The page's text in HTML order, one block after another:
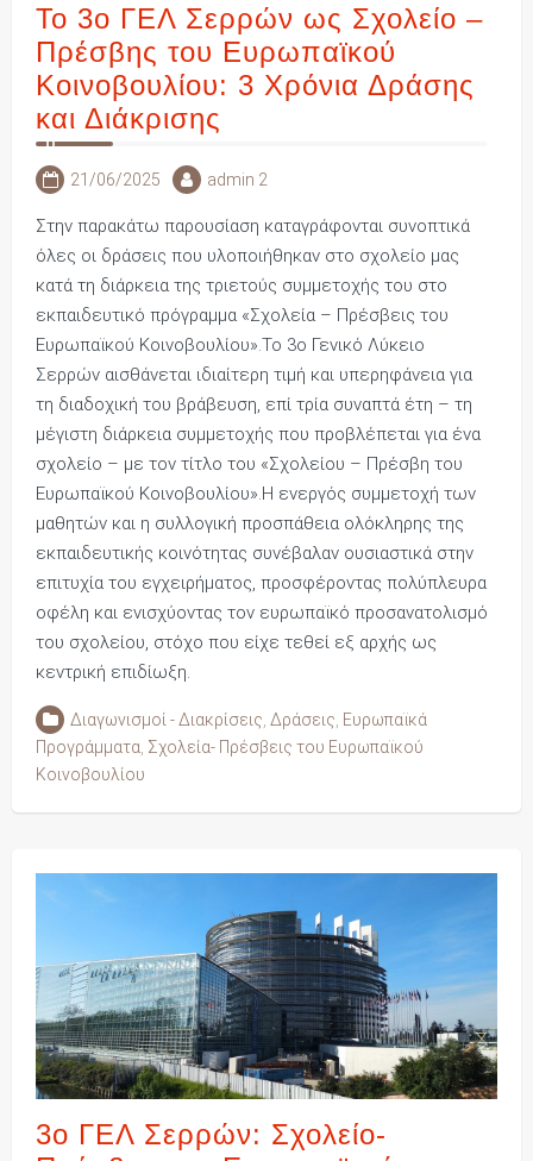
Το 3ο ΓΕΛ Σερρών ως Σχολείο –
Πρέσβης του Ευρωπαϊκού
Κοινοβουλίου: 3 Χρόνια Δράσης
και Διάκρισης
21/06/2025 admin 2
Στην παρακάτω παρουσίαση καταγράφονται συνοπτικά
όλες οι δράσεις που υλοποιήθηκαν στο σχολείο μας
κατά τη διάρκεια της τριετούς συμμετοχής του στο
εκπαιδευτικό πρόγραμμα «Σχολεία – Πρέσβεις του
Ευρωπαϊκού Κοινοβουλίου».Το 3ο Γενικό Λύκειο
Σερρών αισθάνεται ιδιαίτερη τιμή και υπερηφάνεια για
τη διαδοχική του βράβευση, επί τρία συναπτά έτη – τη
μέγιστη διάρκεια συμμετοχής που προβλέπεται για ένα
σχολείο – με τον τίτλο του «Σχολείου – Πρέσβη του
Ευρωπαϊκού Κοινοβουλίου».Η ενεργός συμμετοχή των
μαθητών και η συλλογική προσπάθεια ολόκληρης της
εκπαιδευτικής κοινότητας συνέβαλαν ουσιαστικά στην
επιτυχία του εγχειρήματος, προσφέροντας πολύπλευρα
οφέλη και ενισχύοντας τον ευρωπαϊκό προσανατολισμό
του σχολείου, στόχο που είχε τεθεί εξ αρχής ως
κεντρική επιδίωξη.
Διαγωνισμοί - Διακρίσεις Δράσεις Ευρωπαϊκά
Προγράμματα Σχολεία- Πρέσβεις του Ευρωπαϊκού
Κοινοβουλίου
3ο ΓΕΛ Σερρών: Σχολείο-